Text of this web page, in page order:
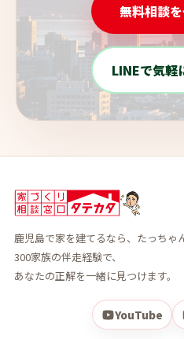
無料相談
LINEで気軽
鹿児島で家を建てるなら、たっちゃ
300家族の伴走経験で、
あなたの正解を一緒に見つけます。
YouTube